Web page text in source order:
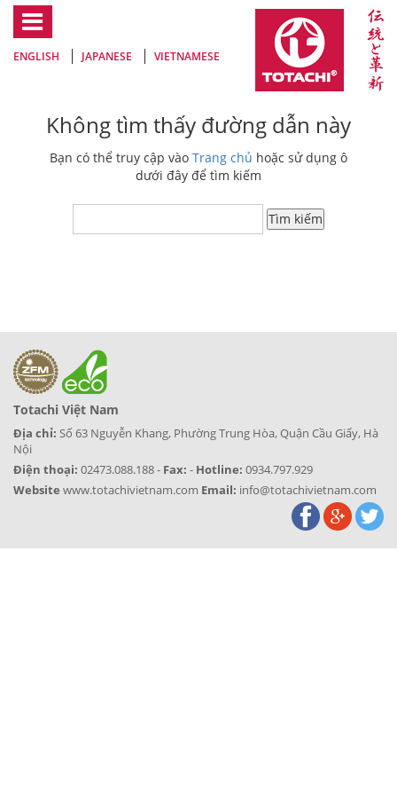
ENGLISH JAPANESE VIETNAMESE
Không tìm thấy đường dẫn này
Bạn có thể truy cập vào Trang chủ hoặc sử dụng ô
dưới đây để tìm kiếm
Totachi Việt Nam
Địa chỉ: Số 63 Nguyễn Khang, Phường Trung Hòa, Quận Cầu Giấy, Hà
Nội
Điện thoại: 02473.088.188 - Fax: - Hotline: 0934.797.929
Website www.totachivietnam.com Email: info@totachivietnam.com